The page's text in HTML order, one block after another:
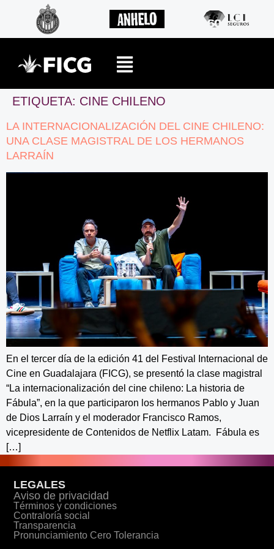
ETIQUETA: CINE CHILENO
LA INTERNACIONALIZACIÓN DEL CINE CHILENO:
UNA CLASE MAGISTRAL DE LOS HERMANOS
LARRAÍN
En el tercer día de la edición 41 del Festival Internacional de
Cine en Guadalajara (FICG), se presentó la clase magistral
“La internacionalización del cine chileno: La historia de
Fábula”, en la que participaron los hermanos Pablo y Juan
de Dios Larraín y el moderador Francisco Ramos,
vicepresidente de Contenidos de Netflix Latam. Fábula es
[…]
LEGALES
Aviso de privacidad
Términos y condiciones
Contraloría social
Transparencia
Pronunciamiento Cero Tolerancia